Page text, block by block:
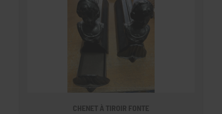
CHENET À TIROIR FONTE